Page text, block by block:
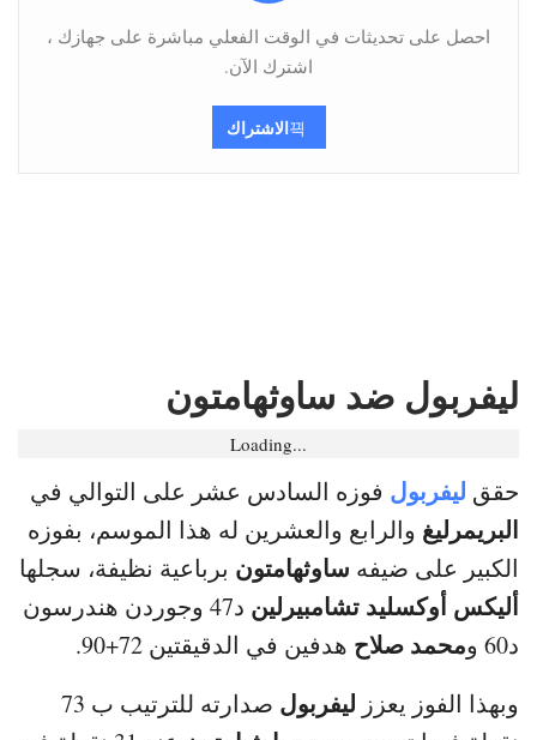
احصل على تحديثات في الوقت الفعلي مباشرة على جهازك ،
اشترك الآن.
الاشتراك
ليفربول ضد ساوثهامتون
Loading...
حقق ليفربول فوزه السادس عشر على التوالي في
البريمرليغ والرابع والعشرين له هذا الموسم، بفوزه
الكبير على ضيفه ساوثهامتون برباعية نظيفة، سجلها
أليكس أوكسليد تشامبيرلين
د47 وجوردن هندرسون
د60 و
محمد صلاح هدفين في الدقيقتين 72+90.
وبهذا الفوز يعزز ليفربول
صدارته للترتيب ب 73